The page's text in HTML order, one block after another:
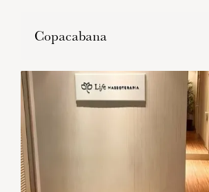
Copacabana